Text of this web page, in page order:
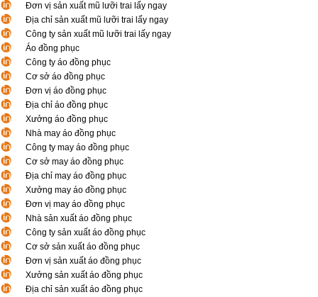
Đơn vị sản xuất mũ lưỡi trai lấy ngay
Địa chỉ sản xuất mũ lưỡi trai lấy ngay
Công ty sản xuất mũ lưỡi trai lấy ngay
Áo đồng phục
Công ty áo đồng phục
Cơ sở áo đồng phục
Đơn vị áo đồng phục
Địa chỉ áo đồng phục
Xưởng áo đồng phục
Nhà may áo đồng phục
Công ty may áo đồng phục
Cơ sở may áo đồng phục
Địa chỉ may áo đồng phục
Xưởng may áo đồng phục
Đơn vị may áo đồng phục
Nhà sản xuất áo đồng phục
Công ty sản xuất áo đồng phục
Cơ sở sản xuất áo đồng phục
Đơn vị sản xuất áo đồng phục
Xưởng sản xuất áo đồng phục
Địa chỉ sản xuất áo đồng phục